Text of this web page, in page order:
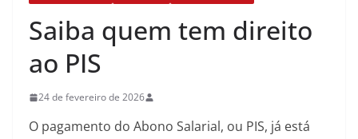
Saiba quem tem direito
ao PIS
24 de fevereiro de 2026
O pagamento do Abono Salarial, ou PIS, já está